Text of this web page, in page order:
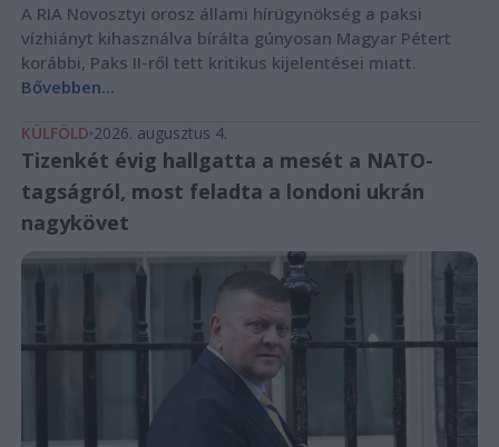
A RIA Novosztyi orosz állami hírügynökség a paksi
vízhiányt kihasználva bírálta gúnyosan Magyar Pétert
korábbi, Paks II-ről tett kritikus kijelentései miatt.
Bővebben...
KÜLFÖLD 2026. augusztus 4.
Tizenkét évig hallgatta a mesét a NATO-
tagságról, most feladta a londoni ukrán
nagykövet